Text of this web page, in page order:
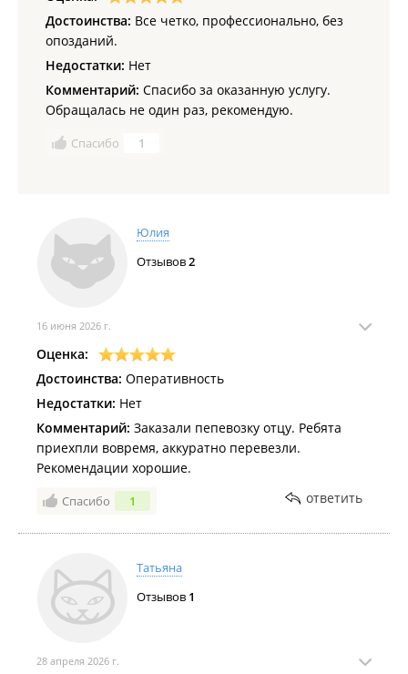
Достоинства: Все четко, профессионально, без
опозданий.
Недостатки: Нет
Комментарий: Спасибо за оказанную услугу.
Обращалась не один раз, рекомендую.
Спасибо 1
Юлия
Отзывов2
16 июня 2026 г.
Оценка:
Достоинства: Оперативность
Недостатки: Нет
Комментарий: Заказали пепевозку отцу. Ребята
приехпли вовремя, аккуратно перевезли.
Рекомендации хорошие.
Спасибо 1 ответить
Татьяна
Отзывов 1
28 апреля 2026 г.